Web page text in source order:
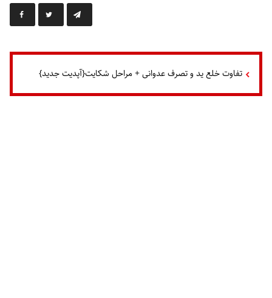
تفاوت خلع ید و تصرف عدوانی + مراحل شکایت{آپدیت جدید}